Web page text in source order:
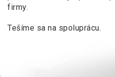
firmy.
Tešíme sa na spoluprácu.